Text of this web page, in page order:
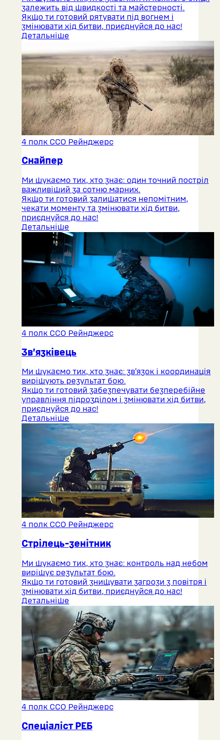
залежить від швидкості та майстерності.
Якщо ти готовий рятувати під вогнем і
змінювати хід битви, приєднуйся до нас!
Детальніше
4 полк ССО Рейнджерс
Снайпер
Ми шукаємо тих, хто знає: один точний постріл
важливіший за сотню марних.
Якщо ти готовий залишатися непомітним,
чекати моменту та змінювати хід битви,
приєднуйся до нас!
Детальніше
4 полк ССО Рейнджерс
Зв’язківець
Ми шукаємо тих, хто знає: зв’язок і координація
вирішують результат бою.
Якщо ти готовий забезпечувати безперебійне
управління підрозділом і змінювати хід битви,
приєднуйся до нас!
Детальніше
4 полк ССО Рейнджерс
Стрілець-зенітник
Ми шукаємо тих, хто знає: контроль над небом
вирішує результат бою.
Якщо ти готовий знищувати загрози з повітря і
змінювати хід битви, приєднуйся до нас!
Детальніше
4 полк ССО Рейнджерс
Спеціаліст РЕБ